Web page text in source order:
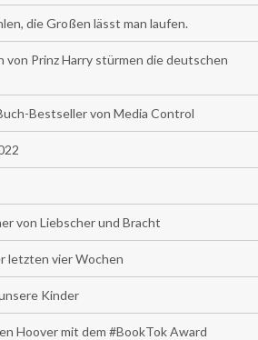
die Großen lässt man laufen.
von Prinz Harry stürmen die deutschen
Bestseller von Media Control
von Liebscher und Bracht
letzten vier Wochen
Kinder
Hoover mit dem #BookTok Award